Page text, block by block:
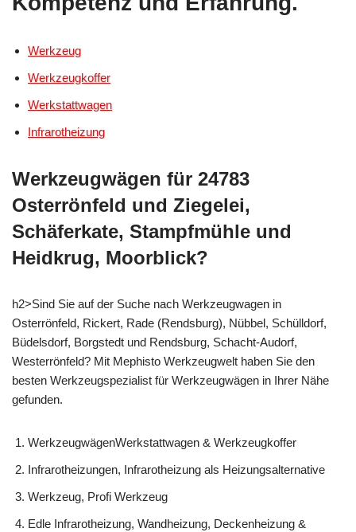
Werkzeug
Werkzeugkoffer
Werkstattwagen
Infrarotheizung
Werkzeugwägen für 24783
Osterrönfeld und Ziegelei,
Schäferkate, Stampfmühle und
Heidkrug, Moorblick?
h2>Sind Sie auf der Suche nach Werkzeugwagen in
Osterrönfeld, Rickert, Rade (Rendsburg), Nübbel, Schülldorf,
Büdelsdorf, Borgstedt und Rendsburg, Schacht-Audorf,
Westerrönfeld? Mit Mephisto Werkzeugwelt haben Sie den
besten Werkzeugspezialist für Werkzeugwägen in Ihrer Nähe
gefunden.
WerkzeugwägenWerkstattwagen & Werkzeugkoffer
Infrarotheizungen, Infrarotheizung als Heizungsalternative
Werkzeug, Profi Werkzeug
Edle Infrarotheizung, Wandheizung, Deckenheizung &